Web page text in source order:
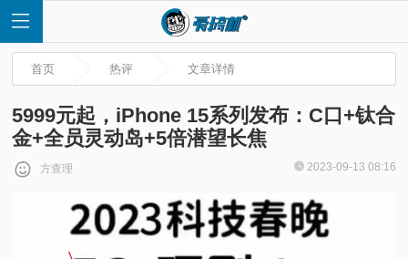
首
首页 热评 文章详情
5999元起，iPhone 15系列发布：C口+钛合
金+全员灵动岛+5倍潜望长焦
方查理 2023-09-13 08:16